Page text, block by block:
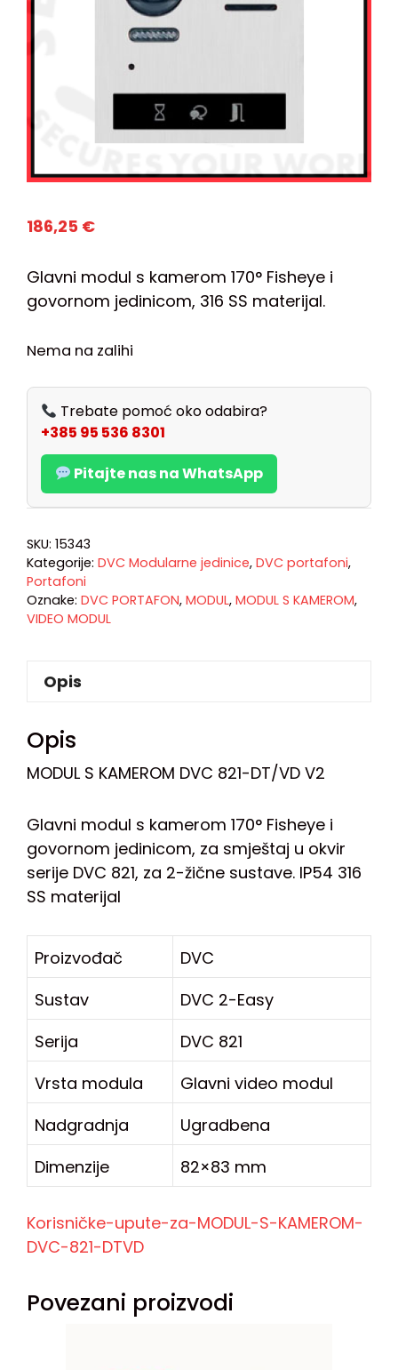
186,25 €
Glavni modul s kamerom 170° Fisheye i
govornom jedinicom, 316 SS materijal.
Nema na zalihi
Trebate pomoć oko odabira?
+385 95 536 8301
Pitajte nas na WhatsApp
SKU: 15343
Kategorije: DVC Modularne jedinice, DVC portafoni,
Portafoni
Oznake: DVC PORTAFON, MODUL, MODUL S KAMEROM,
VIDEO MODUL
Opis
Opis
MODUL S KAMEROM DVC 821-DT/VD V2
Glavni modul s kamerom 170° Fisheye i
govornom jedinicom, za smještaj u okvir
serije DVC 821, za 2-žične sustave. IP54 316
SS materijal
Proizvođač
DVC
Sustav
DVC 2-Easy
Serija
DVC 821
Vrsta modula
Glavni video modul
Nadgradnja
Ugradbena
Dimenzije
82×83 mm
Korisničke-upute-za-MODUL-S-KAMEROM-
DVC-821-DTVD
Povezani proizvodi